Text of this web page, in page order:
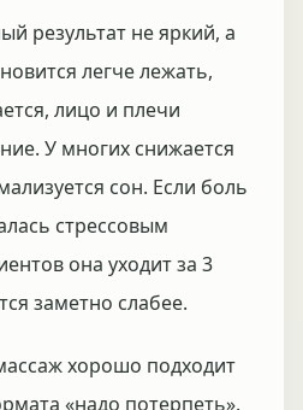
результат не яркий, а
легче лежать,
лицо и плечи
У многих снижается
сон. Если боль
стрессовым
она уходит за 3
заметно слабее.
хорошо подходит
«надо потерпеть».